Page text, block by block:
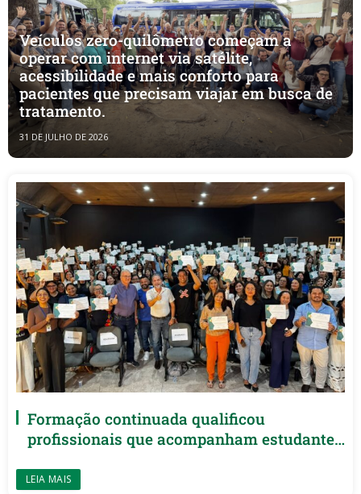
Veículos zero-quilômetro começam a
operar com internet via satélite,
acessibilidade e mais conforto para
pacientes que precisam viajar em busca de
tratamento.
31 DE JULHO DE 2026
Formação continuada qualificou
profissionais que acompanham estudantes
das zonas urbana e rural.
LEIA MAIS